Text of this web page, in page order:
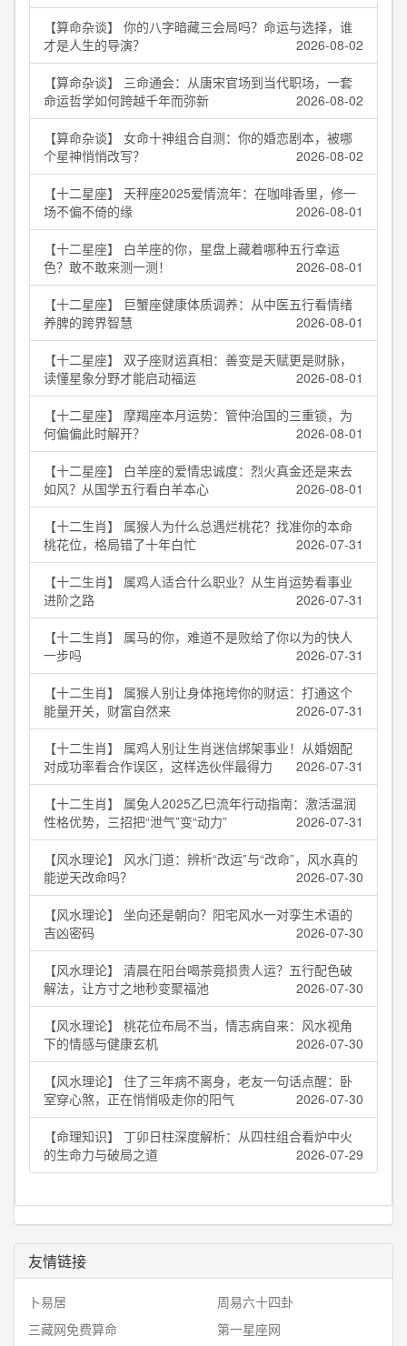
【算命杂谈】 你的八字暗藏三会局吗？命运与选择，谁
才是人生的导演？
2026-08-02
【算命杂谈】 三命通会：从唐宋官场到当代职场，一套
命运哲学如何跨越千年而弥新
2026-08-02
【算命杂谈】 女命十神组合自测：你的婚恋剧本，被哪
个星神悄悄改写？
2026-08-02
【十二星座】 天秤座2025爱情流年：在咖啡香里，修一
场不偏不倚的缘
2026-08-01
【十二星座】 白羊座的你，星盘上藏着哪种五行幸运
色？敢不敢来测一测！
2026-08-01
【十二星座】 巨蟹座健康体质调养：从中医五行看情绪
养脾的跨界智慧
2026-08-01
【十二星座】 双子座财运真相：善变是天赋更是财脉，
读懂星象分野才能启动福运
2026-08-01
【十二星座】 摩羯座本月运势：管仲治国的三重锁，为
何偏偏此时解开？
2026-08-01
【十二星座】 白羊座的爱情忠诚度：烈火真金还是来去
如风？从国学五行看白羊本心
2026-08-01
【十二生肖】 属猴人为什么总遇烂桃花？找准你的本命
桃花位，格局错了十年白忙
2026-07-31
【十二生肖】 属鸡人适合什么职业？从生肖运势看事业
进阶之路
2026-07-31
【十二生肖】 属马的你，难道不是败给了你以为的快人
一步吗
2026-07-31
【十二生肖】 属猴人别让身体拖垮你的财运：打通这个
能量开关，财富自然来
2026-07-31
【十二生肖】 属鸡人别让生肖迷信绑架事业！从婚姻配
对成功率看合作误区，这样选伙伴最得力
2026-07-31
【十二生肖】 属兔人2025乙巳流年行动指南：激活温润
性格优势，三招把“泄气”变“动力”
2026-07-31
【风水理论】 风水门道：辨析“改运”与“改命”，风水真的
能逆天改命吗？
2026-07-30
【风水理论】 坐向还是朝向？阳宅风水一对孪生术语的
吉凶密码
2026-07-30
【风水理论】 清晨在阳台喝茶竟损贵人运？五行配色破
解法，让方寸之地秒变聚福池
2026-07-30
【风水理论】 桃花位布局不当，情志病自来：风水视角
下的情感与健康玄机
2026-07-30
【风水理论】 住了三年病不离身，老友一句话点醒：卧
室穿心煞，正在悄悄吸走你的阳气
2026-07-30
【命理知识】 丁卯日柱深度解析：从四柱组合看炉中火
的生命力与破局之道
2026-07-29
友情链接
卜易居
周易六十四卦
三藏网免费算命
第一星座网